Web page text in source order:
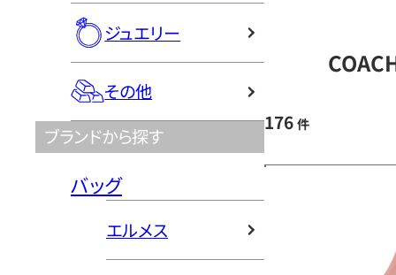
ジュエリー
その他
ブランドから探す
バッグ
エルメス
176 件